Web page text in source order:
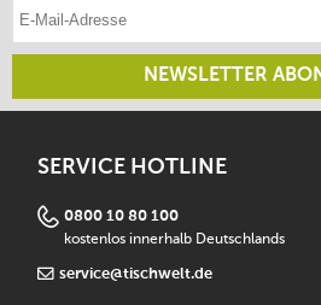
E-Mail-Adresse eintragen
NEWSLETTER
SERVICE HOTLINE
0800 10 80 100
kostenlos innerhalb Deutschlands
service@tischwelt.de